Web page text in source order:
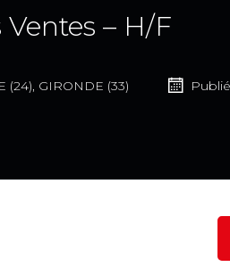
Ventes – H/F
(24), GIRONDE (33)